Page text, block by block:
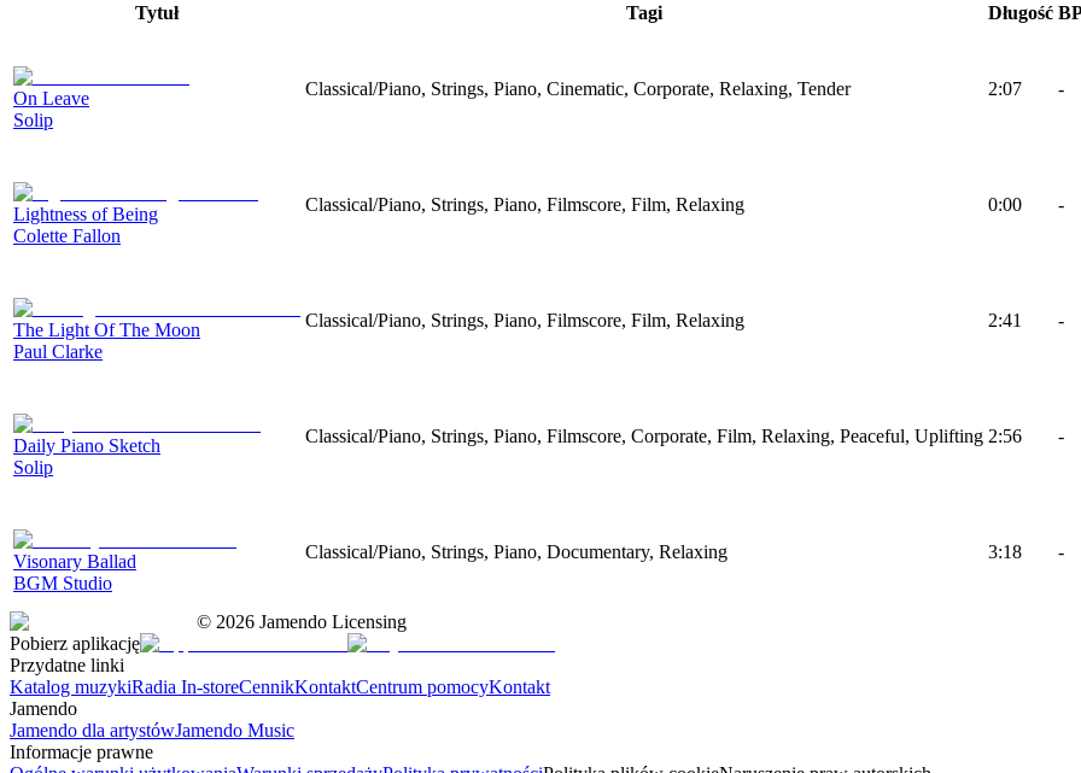
Tytuł Tagi Długość
On Leave
Solip
Classical/Piano, Strings, Piano, Cinematic, Corporate, Relaxing, Tender 2:07 -
Lightness of Being
Colette Fallon
Classical/Piano, Strings, Piano, Filmscore, Film, Relaxing 0:00 -
The Light Of The Moon
Paul Clarke
Classical/Piano, Strings, Piano, Filmscore, Film, Relaxing 2:41 -
Daily Piano Sketch
Solip
Classical/Piano, Strings, Piano, Filmscore, Corporate, Film, Relaxing, Peaceful, Uplifting 2:56 -
Visonary Ballad
BGM Studio
Classical/Piano, Strings, Piano, Documentary, Relaxing 3:18 -
© 2026 Jamendo Licensing
Pobierz aplikację
Przydatne linki
Katalog muzykiRadia In-storeCennikKontaktCentrum pomocyKontakt
Jamendo
Jamendo dla artystówJamendo Music
Informacje prawne